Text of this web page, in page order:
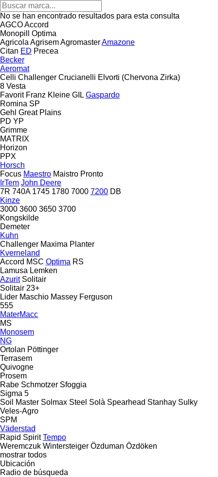
No se han encontrado resultados para esta consulta
AGCOAccord
Monopill
Optima
Agricola AgrisemAgromasterAmazone
Citan ED Precea
Becker
Aeromat
Celli Challenger Crucianelli Elvorti (Chervona Zirka)
8 Vesta
Favorit Franz Kleine GIL Gaspardo
Romina SP
Gehl Great Plains
PD YP
Grimme
MATRIX
Horizon
PPX
Horsch
Focus Maestro Maistro Pronto
IrTem John Deere
7R 740A 1745 1780 7000 7200 DB
Kinze
3000 3600 3650 3700
Kongskilde
Demeter
Kuhn
Challenger Maxima Planter
Kverneland
Accord MSC Optima RS
Lamusa Lemken
Azurit Solitair
Solitair 23+
Lider Maschio Massey Ferguson
555
MaterMacc
MS
Monosem
NG
Ortolan Pöttinger
Terrasem
Quivogne
Prosem
Rabe Schmotzer Sfoggia
Sigma 5
Soil Master Solmax Steel Solà Spearhead Stanhay Sulky
Veles-Agro
SPM
Väderstad
Rapid Spirit Tempo
Weremczuk Wintersteiger Özduman Özdöken
mostrar todos
Ubicación
Radio de búsqueda